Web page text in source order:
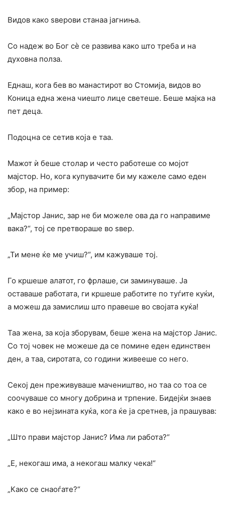
Видов како ѕверови станаа јагниња.
Со надеж во Бог сѐ се развива како што треба и на
духовна полза.
Еднаш, кога бев во манастирот во Стомија, видов во
Коница една жена чиешто лице светеше. Беше мајка на
пет деца.
Подоцна се сетив која е таа.
Мажот ѝ беше столар и често работеше со мојот
мајстор. Но, кога купувачите би му кажеле само еден
збор, на пример:
„Мајстор Јанис, зар не би можеле ова да го направиме
вака?“, тој се претвораше во ѕвер.
„Ти мене ќе ме учиш?“, им кажуваше тој.
Го кршеше алатот, го фрлаше, си заминуваше. Ја
оставаше работата, ги кршеше работите по туѓите куќи,
а можеш да замислиш што правеше во својата куќа!
Таа жена, за која зборувам, беше жена на мајстор Јанис.
Со тој човек не можеше да се помине еден единствен
ден, а таа, сиротата, со години живееше со него.
Секој ден преживуваше мачеништво, но таа со тоа се
соочуваше со многу добрина и трпение. Бидејќи знаев
како е во нејзината куќа, кога ќе ја сретнев, ја прашував:
„Што прави мајстор Јанис? Има ли работа?“
„Е, некогаш има, а некогаш малку чека!“
„Како се снаоѓате?“